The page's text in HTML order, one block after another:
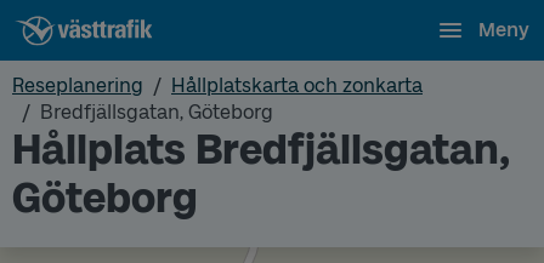
Meny
Reseplanering
Hållplatskarta och zonkarta
Bredfjällsgatan, Göteborg
Hållplats Bredfjällsgatan,
Göteborg